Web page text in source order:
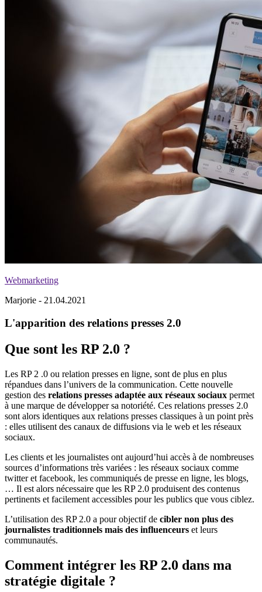
Webmarketing
Marjorie - 21.04.2021
L'apparition des relations presses 2.0
Que sont les RP 2.0 ?
Les RP 2 .0 ou relation presses en ligne, sont de plus en plus
répandues dans l’univers de la communication. Cette nouvelle
gestion des relations presses adaptée aux réseaux sociaux permet
à une marque de développer sa notoriété. Ces relations presses 2.0
sont alors identiques aux relations presses classiques à un point près
: elles utilisent des canaux de diffusions via le web et les réseaux
sociaux.
Les clients et les journalistes ont aujourd’hui accès à de nombreuses
sources d’informations très variées : les réseaux sociaux comme
twitter et facebook, les communiqués de presse en ligne, les blogs,
… Il est alors nécessaire que les RP 2.0 produisent des contenus
pertinents et facilement accessibles pour les publics que vous ciblez.
L’utilisation des RP 2.0 a pour objectif de cibler non plus des
journalistes traditionnels mais des influenceurs et leurs
communautés.
Comment intégrer les RP 2.0 dans ma
stratégie digitale ?